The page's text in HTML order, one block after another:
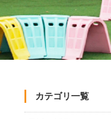
カテゴリ一覧